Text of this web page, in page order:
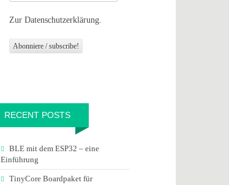
Zur Datenschutzerklärung.
RECENT POSTS
BLE mit dem ESP32 – eine
Einführung
TinyCore Boardpaket für